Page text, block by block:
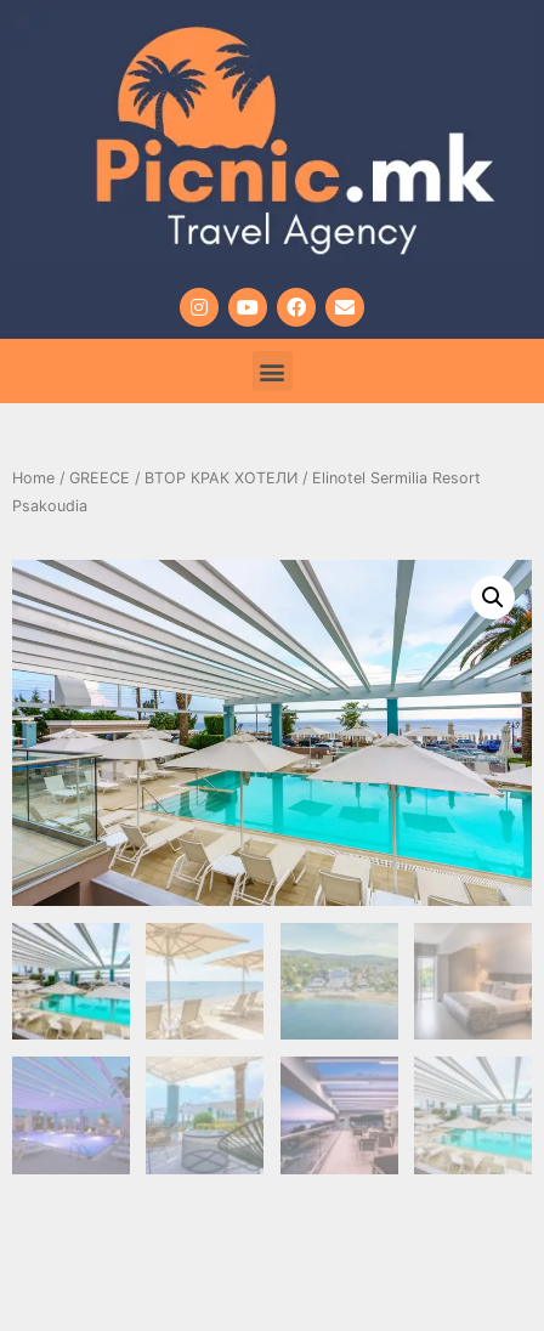
Home / GREECE / ВТОР КРАК ХОТЕЛИ / Elinotel Sermilia Resort
Psakoudia